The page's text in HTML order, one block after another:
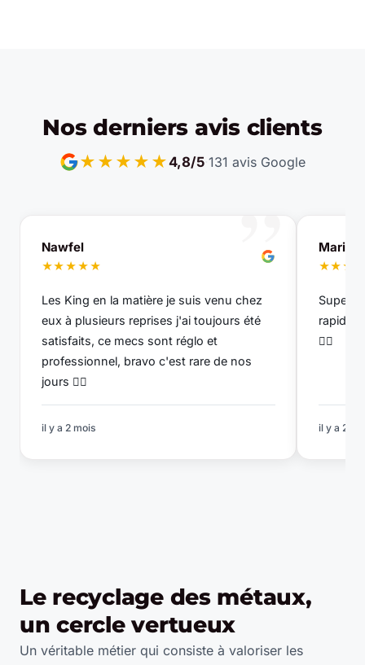
Nos derniers avis clients
★★★★★4,8/5 131 avis Google
”
Nawfel
★★★★★
Les King en la matière je suis venu chez
eux à plusieurs reprises j'ai toujours été
satisfaits, ce mecs sont réglo et
professionnel, bravo c'est rare de nos
jours 👍🏼
il y a 2 mois
Marie-
Super
rapide
👌🏽
il y a 2
Le recyclage des métaux,
un cercle vertueux
Un véritable métier qui consiste à valoriser les